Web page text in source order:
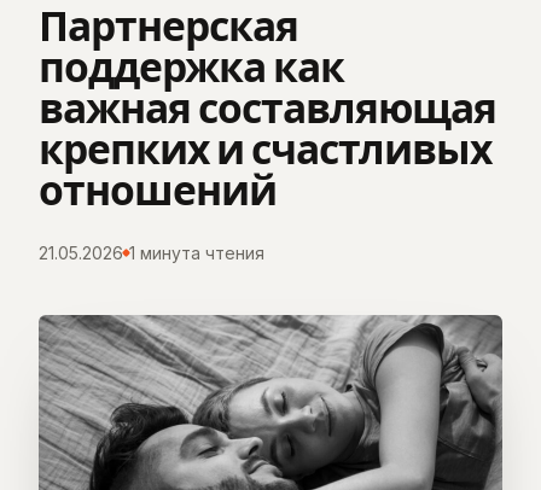
Партнерская
поддержка как
важная составляющая
крепких и счастливых
отношений
21.05.2026 1 минута чтения